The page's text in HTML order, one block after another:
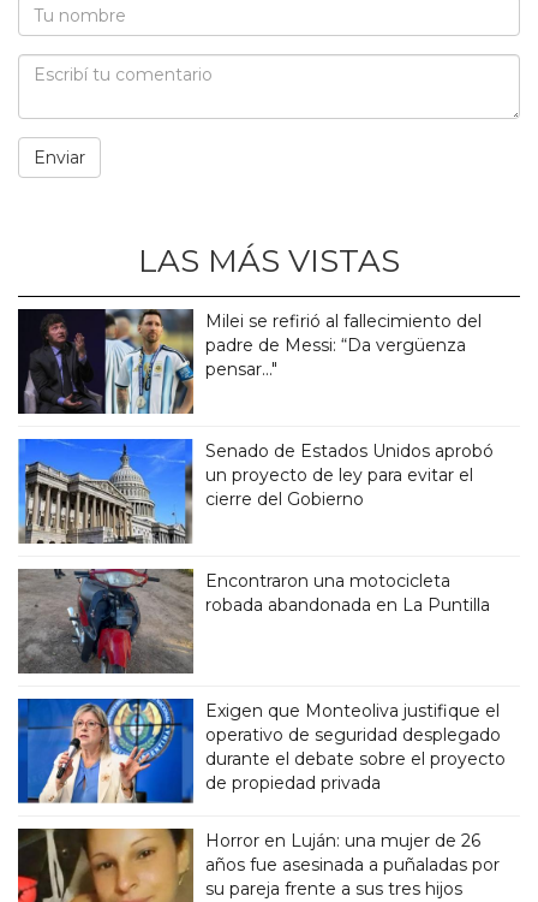
LAS MÁS VISTAS
Milei se refirió al fallecimiento del
padre de Messi: “Da vergüenza
pensar..."
Senado de Estados Unidos aprobó
un proyecto de ley para evitar el
cierre del Gobierno
Encontraron una motocicleta
robada abandonada en La Puntilla
Exigen que Monteoliva justifique el
operativo de seguridad desplegado
durante el debate sobre el proyecto
de propiedad privada
Horror en Luján: una mujer de 26
años fue asesinada a puñaladas por
su pareja frente a sus tres hijos